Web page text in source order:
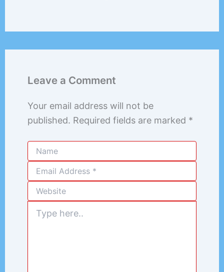
Leave a Comment
Your email address will not be
published. Required fields are marked *
here..